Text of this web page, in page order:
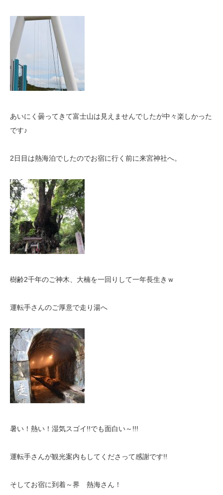
あいにく曇ってきて富士山は見えませんでしたが中々楽しかった
です♪
2日目は熱海泊でしたのでお宿に行く前に来宮神社へ。
樹齢2千年のご神木、大楠を一回りして一年長生きｗ
運転手さんのご厚意で走り湯へ
暑い！熱い！湿気スゴイ!!でも面白い～!!!
運転手さんが観光案内もしてくださって感謝です!!
そしてお宿に到着～界 熱海さん！